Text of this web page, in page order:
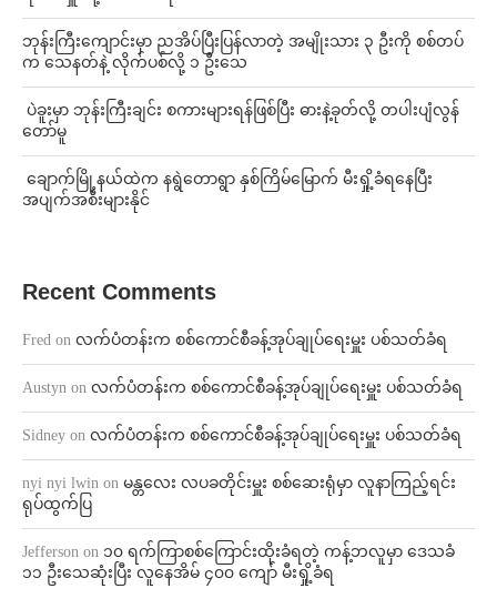
ဘုန်းကြီးကျောင်းမှာ ညအိပ်ပြီးပြန်လာတဲ့ အမျိုးသား ၃ ဦးကို စစ်တပ်
က သေနတ်နဲ့ လိုက်ပစ်လို့ ၁ ဦးသေ
⁩ ⁨ပဲခူးမှာ ဘုန်းကြီးချင်း စကားများရန်ဖြစ်ပြီး ဓားနဲ့ခုတ်လို့ တပါးပျံလွန်
တော်မူ
⁩ ⁨ချောက်မြို့နယ်ထဲက နရွဲတောရွာ နှစ်ကြိမ်မြောက် မီးရှို့ခံရနေပြီး
အပျက်အစီးများနိုင်
Recent Comments
Fred on လက်ပံတန်းက စစ်ကောင်စီခန့်အုပ်ချုပ်ရေးမှူး ပစ်သတ်ခံရ
Austyn on လက်ပံတန်းက စစ်ကောင်စီခန့်အုပ်ချုပ်ရေးမှူး ပစ်သတ်ခံရ
Sidney on လက်ပံတန်းက စစ်ကောင်စီခန့်အုပ်ချုပ်ရေးမှူး ပစ်သတ်ခံရ
nyi nyi lwin on မန္တလေး လပခတိုင်းမှူး စစ်ဆေးရုံမှာ လူနာကြည့်ရင်း
ရုပ်ထွက်ပြ
Jefferson on ၁၀ ရက်ကြာစစ်ကြောင်းထိုးခံရတဲ့ ကန့်ဘလူမှာ ဒေသခံ
၁၁ ဦးသေဆုံးပြီး လူနေအိမ် ၄၀၀ ကျော် မီးရှို့ခံရ